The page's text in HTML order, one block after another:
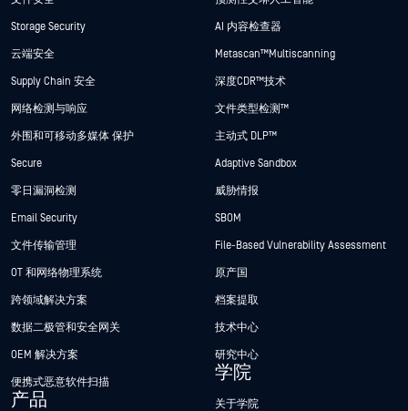
Storage Security
云端安全
Supply Chain 安全
网络检测与响应
外围和可移动多媒体 保护
Secure
零日漏洞检测
Email Security
文件传输管理
OT 和网络物理系统
跨领域解决方案
数据二极管和安全网关
OEM 解决方案
便携式恶意软件扫描
产品
AI 内容检查器
Metascan™ Multiscanning
深度CDR™技术
文件类型检测™
主动式 DLP™
Adaptive Sandbox
威胁情报
SBOM
File-Based Vulnerability Assessment
原产国
档案提取
技术中心
研究中心
学院
关于学院